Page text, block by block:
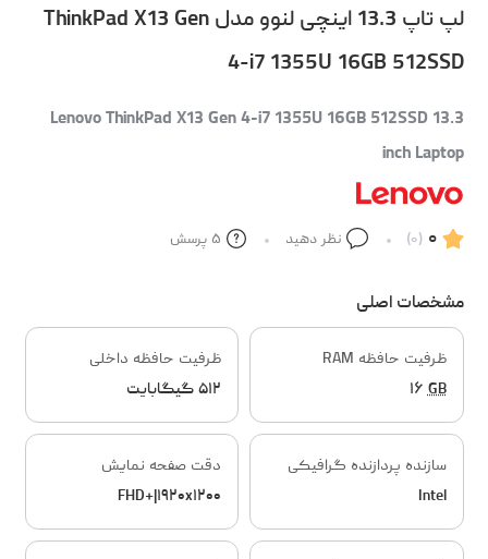
لپ تاپ 13.3 اینچی لنوو مدل ThinkPad X13 Gen
4-i7 1355U 16GB 512SSD
Lenovo ThinkPad X13 Gen 4-i7 1355U 16GB 512SSD 13.3
inch Laptop
۰ (۰) نظر دهید ۵ پرسش
مشخصات اصلی
ظرفیت حافظه RAM
۱۶GB
ظرفیت حافظه داخلی
۵۱۲ گیگابایت
سازنده پردازنده گرافیکی
Intel
دقت صفحه نمایش
FHD+|۱۹۲۰x۱۲۰۰